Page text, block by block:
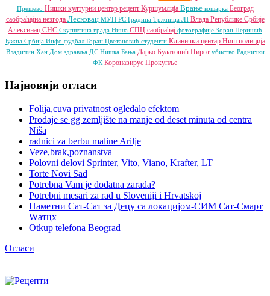
Прешево Нишки културни центар рецепт Куршумлија Врање кошарка Београд
саобраћајна незгода Лесковац МУП РС Градина Тржница ЈП Влада Републике Србије
Алексинац СНС Скупштина града Ниша СПЦ саобраћај фотографије Зоран Перишић
Јужна Србија Инфо фудбал Горан Цветановић студенти Клинички центар Ниш полиција
Владичин Хан Дом здравља ДС Нишка Бања Дарко Булатовић Пирот убиство Раднички
ФК Коронавирус Прокупље
Најновији огласи
Folija,cuva privatnost ogledalo efektom
Prodaje se gg zemljište na manje od deset minuta od centra
Niša
radnici za berbu maline Arilje
Veze,brak,poznanstva
Polovni delovi Sprinter, Vito, Viano, Krafter, LT
Torte Novi Sad
Potrebna Vam je dodatna zarada?
Potrebni mesari za rad u Sloveniji i Hrvatskoj
Паметни Сат-Сат за Децу са локацијом-СИМ Сат-Смарт
Wатцх
Otkup telefona Beograd
Огласи